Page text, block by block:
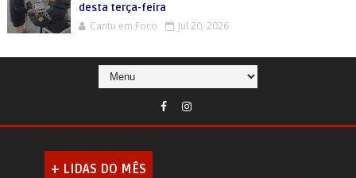
desta terça-feira
Cantu em Foco Jul 20, 2026
+ LIDAS DO MÊS